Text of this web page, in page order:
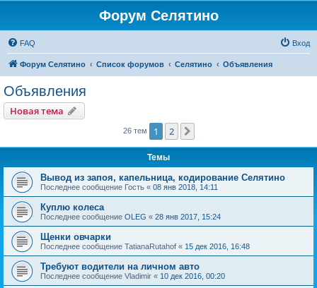
Форум Селятино
FAQ Вход
Форум Селятино Список форумов Селятино Объявления
Объявления
Новая тема
26 тем 1 2
Темы
Вывод из запоя, капельница, кодирование Селятино
Последнее сообщение Гость « 08 янв 2018, 14:11
Куплю колеса
Последнее сообщение OLEG « 28 янв 2017, 15:24
Щенки овчарки
Последнее сообщение TatianaRutahof « 15 дек 2016, 16:48
Требуют водители на личном авто
Последнее сообщение Vladimir « 10 дек 2016, 00:20